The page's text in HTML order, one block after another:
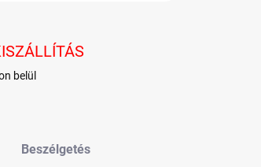
belül
Beszélgetés